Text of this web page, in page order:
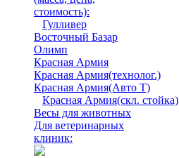
стоимость):
Гулливер
Восточный Базар
Олимп
Красная Армия
Красная Армия(технолог.)
Красная Армия(Авто Т)
Красная Армия(скл. стойка)
Весы для животных
Для ветеринарных
клиник: